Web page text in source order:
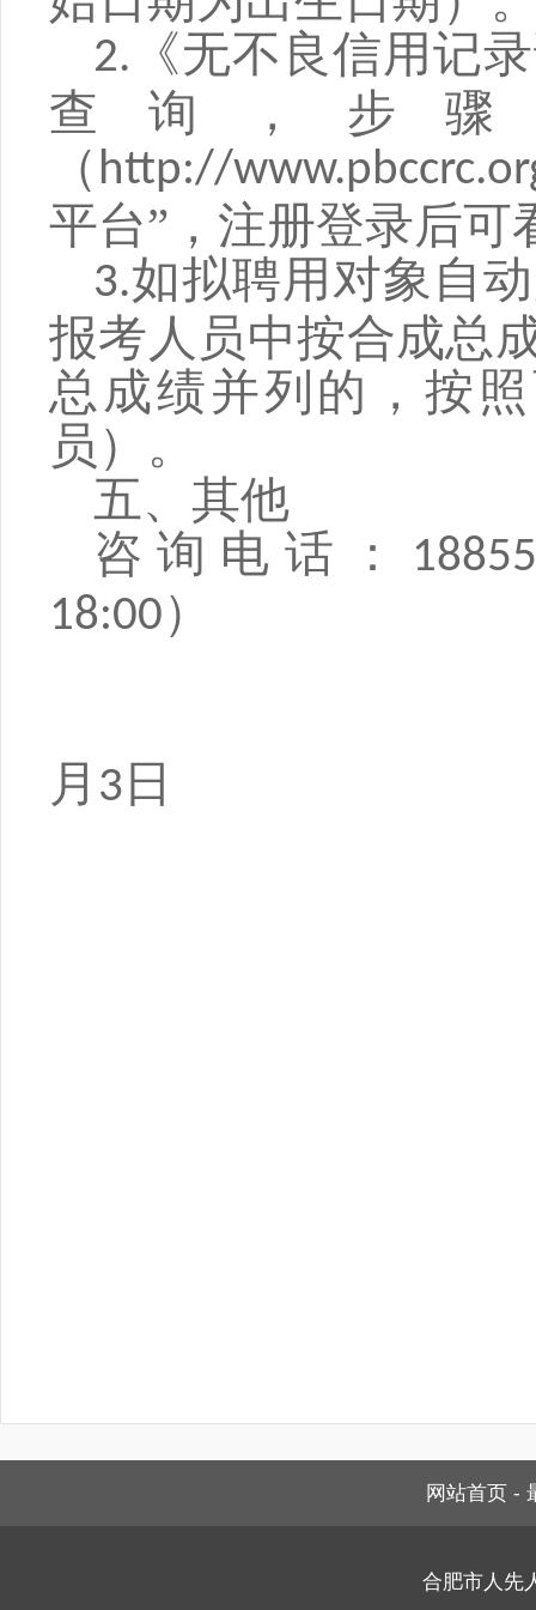
2.
《无不良信用记
查询，步
（ http://
平台”，注册登录后可
3.如拟聘用对象自
报考人员中按合成总
总成绩并列的，按
员）。
五、其他
咨询电话：
18:00）
月 3 日
网站首页 -
合肥市人